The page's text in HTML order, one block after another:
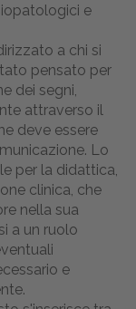
e
a chi si
pensato per
dei segni,
attraverso il
deve essere
Lo
per la didattica,
clinica, che
nella sua
a un ruolo
e